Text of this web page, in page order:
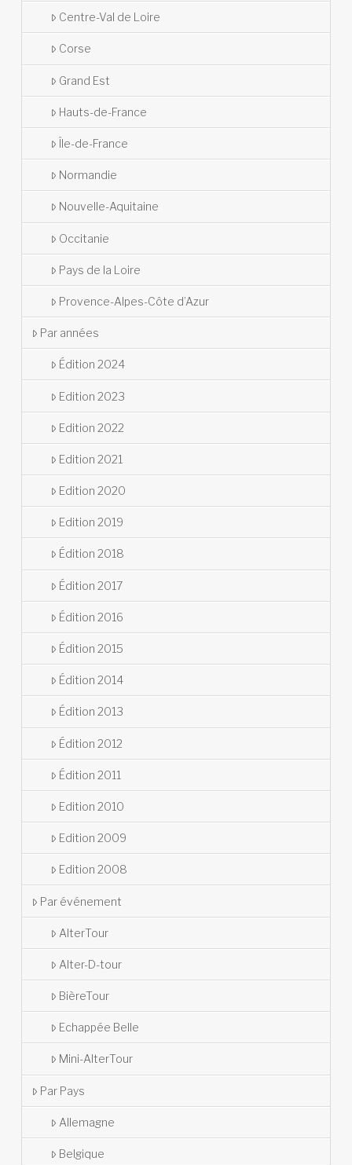
Centre-Val de Loire
Corse
Grand Est
Hauts-de-France
Île-de-France
Normandie
Nouvelle-Aquitaine
Occitanie
Pays de la Loire
Provence-Alpes-Côte d’Azur
Par années
Édition 2024
Edition 2023
Edition 2022
Edition 2021
Edition 2020
Edition 2019
Édition 2018
Édition 2017
Édition 2016
Édition 2015
Édition 2014
Édition 2013
Édition 2012
Édition 2011
Edition 2010
Edition 2009
Edition 2008
Par événement
AlterTour
Alter-D-tour
BièreTour
Echappée Belle
Mini-AlterTour
Par Pays
Allemagne
Belgique